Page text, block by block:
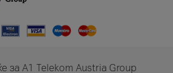
за A1 Telekom Austria Group